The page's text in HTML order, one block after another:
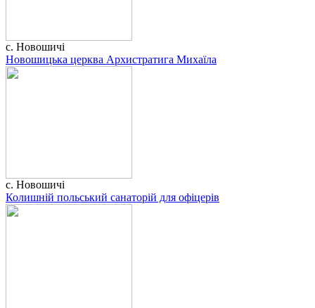
с. Новошичі
Новошицька церква Архистратига Михаїла
с. Новошичі
Колишній польський санаторій для офіцерів